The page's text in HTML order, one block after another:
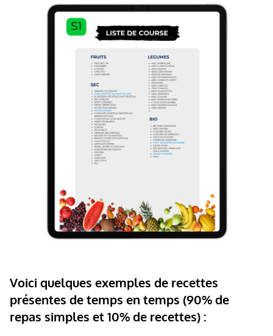
Voici quelques exemples de recettes
présentes de temps en temps (90% de
repas simples et 10% de recettes) :